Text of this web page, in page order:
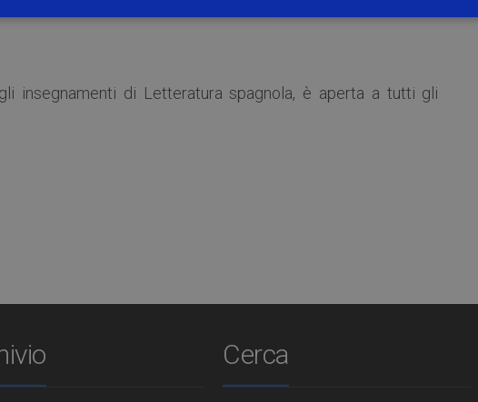
insegnamenti di Letteratura spagnola, è aperta a tutti gli
Cerca